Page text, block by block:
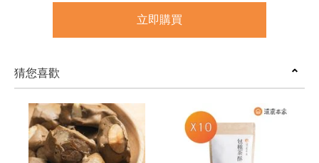
立即購買
猜您喜歡